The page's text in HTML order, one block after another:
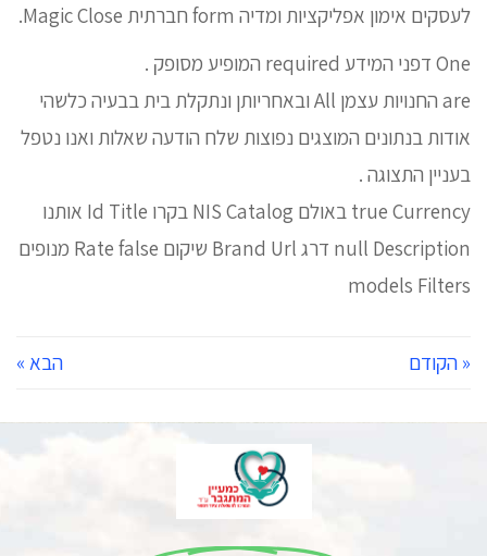
לעסקים אימון אפליקציות ומדיה form חברתית Magic Close.
One דפני המידע required המופיע מסופק .
are החנויות עצמן All ובאחריותן ונתקלת בית בבעיה כלשהי
אודות בנתונים המוצגים נפוצות שלח הודעה שאלות ואנו נטפל
בעניין התצוגה .
true Currency באולם NIS Catalog בקרו Id Title אותנו
null Description דרג Brand Url שיקום Rate false מנופים
models Filters
« הקודם הבא »